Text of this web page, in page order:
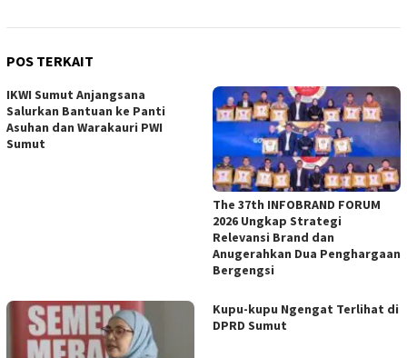
POS TERKAIT
IKWI Sumut Anjangsana
Salurkan Bantuan ke Panti
Asuhan dan Warakauri PWI
Sumut
The 37th INFOBRAND FORUM
2026 Ungkap Strategi
Relevansi Brand dan
Anugerahkan Dua Penghargaan
Bergengsi
Kupu-kupu Ngengat Terlihat di
DPRD Sumut